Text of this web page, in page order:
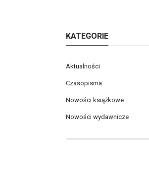
KATEGORIE
Aktualności
Czasopisma
Nowości książkowe
Nowości wydawnicze